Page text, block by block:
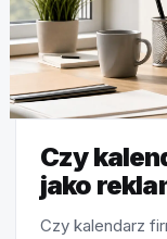
Czy
jako
Czy kalendarz